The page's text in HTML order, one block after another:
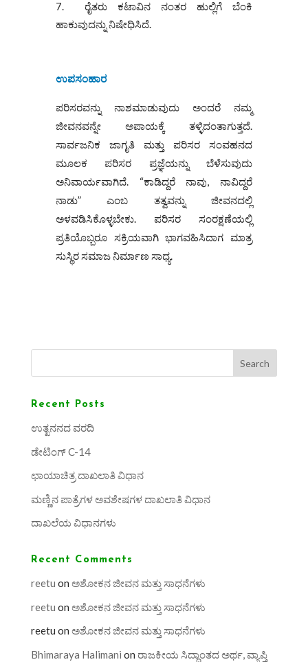
ರೈತರು ಕಟಾವಿನ ನಂತರ ಹುಲ್ಲಿಗೆ ಬೆಂಕಿ
ಹಾಕುವುದನ್ನು ನಿಷೇಧಿಸಿದೆ.
ಉಪಸಂಹಾರ
ಪರಿಸರವನ್ನು ನಾಶಮಾಡುವುದು ಅಂದರೆ ನಮ್ಮ
ಜೀವನವನ್ನೇ ಅಪಾಯಕ್ಕೆ ತಳ್ಳಿದಂತಾಗುತ್ತದೆ.
ಸಾರ್ವಜನಿಕ ಜಾಗೃತಿ ಮತ್ತು ಪರಿಸರ ಸಂವಹನದ
ಮೂಲಕ ಪರಿಸರ ಪ್ರಜ್ಞೆಯನ್ನು ಬೆಳೆಸುವುದು
ಅನಿವಾರ್ಯವಾಗಿದೆ. “ಕಾಡಿದ್ದರೆ ನಾವು, ನಾವಿದ್ದರೆ
ನಾಡು” ಎಂಬ ತತ್ವವನ್ನು ಜೀವನದಲ್ಲಿ
ಅಳವಡಿಸಿಕೊಳ್ಳಬೇಕು. ಪರಿಸರ ಸಂರಕ್ಷಣೆಯಲ್ಲಿ
ಪ್ರತಿಯೊಬ್ಬರೂ ಸಕ್ರಿಯವಾಗಿ ಭಾಗವಹಿಸಿದಾಗ ಮಾತ್ರ
ಸುಸ್ಥಿರ ಸಮಾಜ ನಿರ್ಮಾಣ ಸಾಧ್ಯ.
Search
Recent Posts
ಉತ್ಖನನದ ವರದಿ
ಡೇಟಿಂಗ್ C-14
ಛಾಯಾಚಿತ್ರ ದಾಖಲಾತಿ ವಿಧಾನ
ಮಣ್ಣಿನ ಪಾತ್ರೆಗಳ ಅವಶೇಷಗಳ ದಾಖಲಾತಿ ವಿಧಾನ
ದಾಖಲೆಯ ವಿಧಾನಗಳು
Recent Comments
reetu on ಅಶೋಕನ ಜೀವನ ಮತ್ತು ಸಾಧನೆಗಳು
reetu on ಅಶೋಕನ ಜೀವನ ಮತ್ತು ಸಾಧನೆಗಳು
reetu on ಅಶೋಕನ ಜೀವನ ಮತ್ತು ಸಾಧನೆಗಳು
Bhimaraya Halimani on ರಾಜಕೀಯ ಸಿದ್ಧಾಂತದ ಅರ್ಥ, ವ್ಯಾಪ್ತಿ